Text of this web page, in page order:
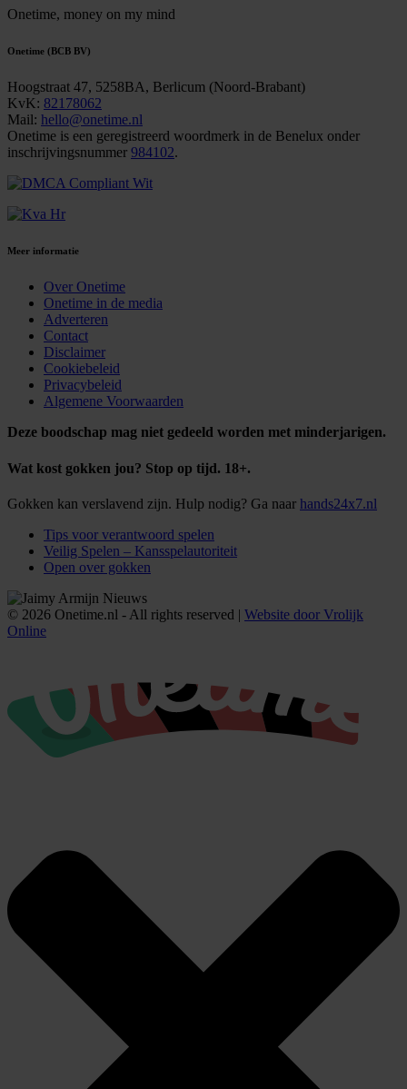
Onetime, money on my mind
Onetime (BCB BV)
Hoogstraat 47, 5258BA, Berlicum (Noord-Brabant)
KvK: 82178062
Mail: hello@onetime.nl
Onetime is een geregistreerd woordmerk in de Benelux onder
inschrijvingsnummer 984102.
Meer informatie
Over Onetime
Onetime in de media
Adverteren
Contact
Disclaimer
Cookiebeleid
Privacybeleid
Algemene Voorwaarden
Deze boodschap mag niet gedeeld worden met minderjarigen.
Wat kost gokken jou? Stop op tijd. 18+.
Gokken kan verslavend zijn. Hulp nodig? Ga naar hands24x7.nl
Tips voor verantwoord spelen
Veilig Spelen – Kansspelautoriteit
Open over gokken
© 2026 Onetime.nl - All rights reserved | Website door Vrolijk
Online